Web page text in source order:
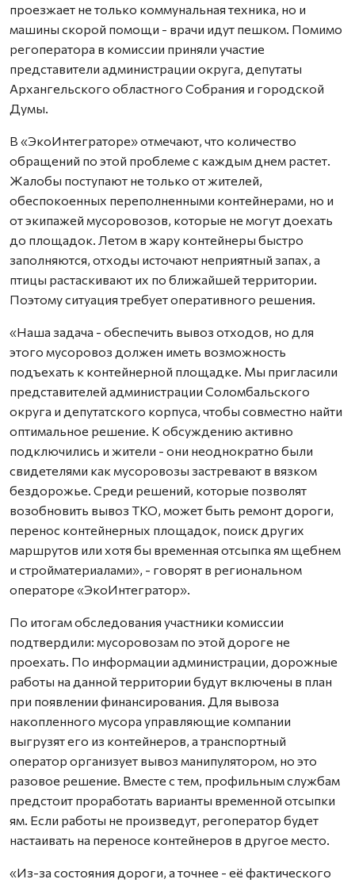
проезжает не только коммунальная техника, но и
машины скорой помощи - врачи идут пешком. Помимо
регоператора в комиссии приняли участие
представители администрации округа, депутаты
Архангельского областного Собрания и городской
Думы.
В «ЭкоИнтеграторе» отмечают, что количество
обращений по этой проблеме с каждым днем растет.
Жалобы поступают не только от жителей,
обеспокоенных переполненными контейнерами, но и
от экипажей мусоровозов, которые не могут доехать
до площадок. Летом в жару контейнеры быстро
заполняются, отходы источают неприятный запах, а
птицы растаскивают их по ближайшей территории.
Поэтому ситуация требует оперативного решения.
«Наша задача - обеспечить вывоз отходов, но для
этого мусоровоз должен иметь возможность
подъехать к контейнерной площадке. Мы пригласили
представителей администрации Соломбальского
округа и депутатского корпуса, чтобы совместно найти
оптимальное решение. К обсуждению активно
подключились и жители - они неоднократно были
свидетелями как мусоровозы застревают в вязком
бездорожье. Среди решений, которые позволят
возобновить вывоз ТКО, может быть ремонт дороги,
перенос контейнерных площадок, поиск других
маршрутов или хотя бы временная отсыпка ям щебнем
и стройматериалами», - говорят в региональном
операторе «ЭкоИнтегратор».
По итогам обследования участники комиссии
подтвердили: мусоровозам по этой дороге не
проехать. По информации администрации, дорожные
работы на данной территории будут включены в план
при появлении финансирования. Для вывоза
накопленного мусора управляющие компании
выгрузят его из контейнеров, а транспортный
оператор организует вывоз манипулятором, но это
разовое решение. Вместе с тем, профильным службам
предстоит проработать варианты временной отсыпки
ям. Если работы не произведут, регоператор будет
настаивать на переносе контейнеров в другое место.
«Из-за состояния дороги, а точнее - её фактического